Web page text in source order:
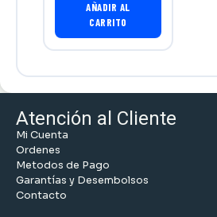
AÑADIR AL
CARRITO
Atención al Cliente
Mi Cuenta
Ordenes
Metodos de Pago
Garantías y Desembolsos
Contacto